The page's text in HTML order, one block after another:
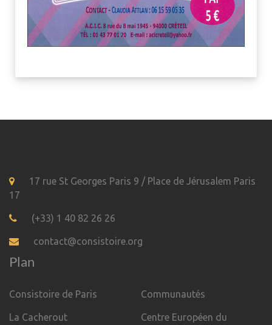
17 rue St Georges Paris 9 / Place de Jérusalem Paris
17
(+33) 1 40 82 26 26
contact@consistoire.org
Plan
Consistoire de Paris
La Cacherout
Communautés
Centre Européen du